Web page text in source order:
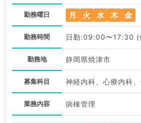
勤務曜日 月 火 水 木 金
勤務時間 日勤:09:00〜17:30 (
勤務地 静岡県焼津市
募集科目
業務内容 病棟管理